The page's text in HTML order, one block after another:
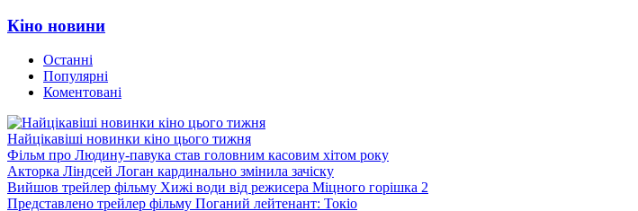
Кіно новини
Останні
Популярні
Коментовані
Найцікавіші новинки кіно цього тижня
Фільм про Людину-павука став головним касовим хітом року
Акторка Ліндсей Логан кардинально змінила зачіску
Вийшов трейлер фільму Хижі води від режисера Міцного горішка 2
Представлено трейлер фільму Поганий лейтенант: Токіо